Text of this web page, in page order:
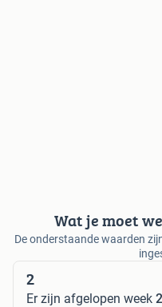
Wat je moet
De onderstaande waarden
2
Er zijn afgelopen week 2